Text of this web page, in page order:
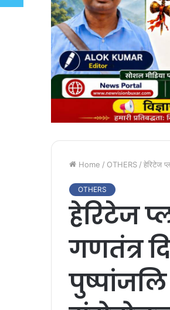
Home / OTHERS / हेरिटेज
OTHERS
हेरिटेज
गणतंत्र